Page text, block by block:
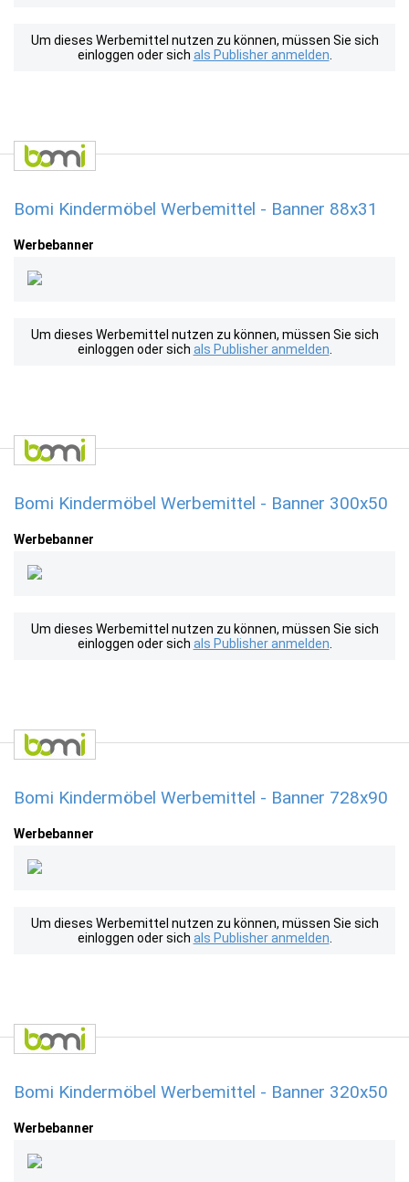
Um dieses Werbemittel nutzen zu können, müssen Sie sich
einloggen oder sich als Publisher anmelden
Bomi Kindermöbel Werbemittel - Banner 88x31
Werbebanner
Um dieses Werbemittel nutzen zu können, müssen Sie sich
einloggen oder sich als Publisher anmelden
Bomi Kindermöbel Werbemittel - Banner 300x50
Werbebanner
Um dieses Werbemittel nutzen zu können, müssen Sie sich
einloggen oder sich als Publisher anmelden
Bomi Kindermöbel Werbemittel - Banner 728x90
Werbebanner
Um dieses Werbemittel nutzen zu können, müssen Sie sich
einloggen oder sich als Publisher anmelden
Bomi Kindermöbel Werbemittel - Banner 320x50
Werbebanner